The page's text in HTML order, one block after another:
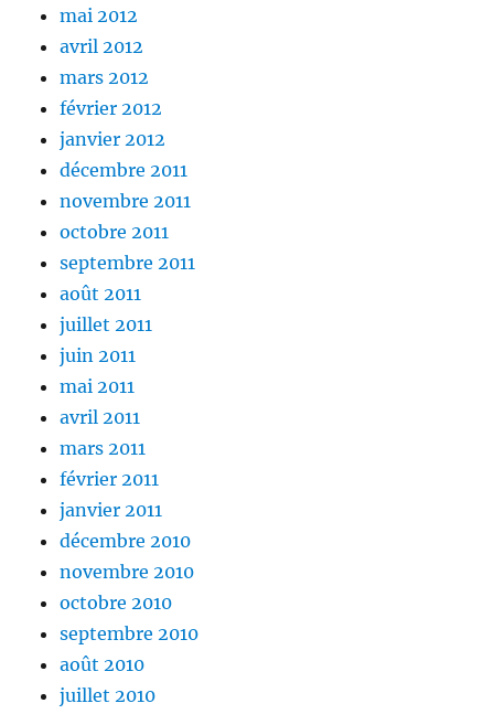
mai 2012
avril 2012
mars 2012
février 2012
janvier 2012
décembre 2011
novembre 2011
octobre 2011
septembre 2011
août 2011
juillet 2011
juin 2011
mai 2011
avril 2011
mars 2011
février 2011
janvier 2011
décembre 2010
novembre 2010
octobre 2010
septembre 2010
août 2010
juillet 2010